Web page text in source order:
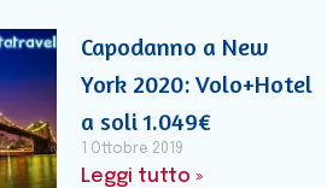
Capodanno a New
York 2020: Volo+Hotel
a soli 1.049€
1 Ottobre 2019
Leggi tutto »